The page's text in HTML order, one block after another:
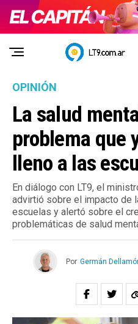
OPINIÓN
La salud
problema que
lleno a las
En diálogo con LT9, el
advirtió sobre el impacto de
escuelas y alertó sobre el
problemáticas de salud
Por Germán